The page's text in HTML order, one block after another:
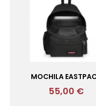
MOCHILA
55,00 €